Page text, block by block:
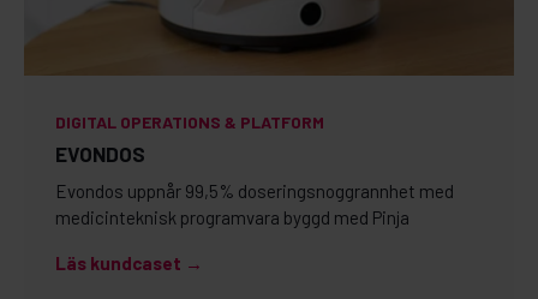
DIGITAL OPERATIONS & PLATFORM
EVONDOS
Evondos uppnår 99,5% doseringsnoggrannhet med
medicinteknisk programvara byggd med Pinja
Läs kundcaset →